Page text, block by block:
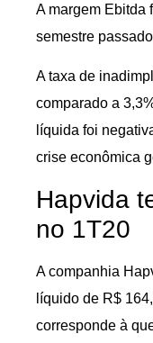
A margem Ebitda
semestre
A taxa de
comparado a
líquida foi
crise econômica
Hapvida
no 1T20
A companhia
líquido de R$
corresponde à